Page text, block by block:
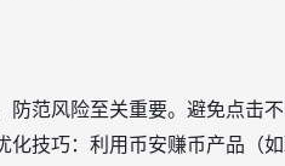
防范风险至关重要。避免点击
化技巧：利用币安赚币产品（